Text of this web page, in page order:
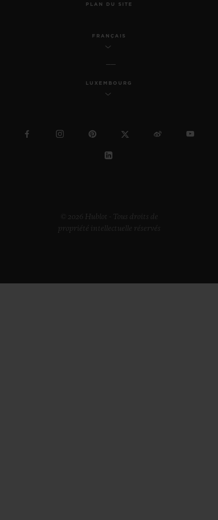
PLAN DU SITE
FRANÇAIS
LUXEMBOURG
© 2026 Hublot - Tous droits de
propriété intellectuelle réservés